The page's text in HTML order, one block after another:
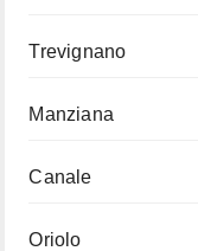
Trevignano
Manziana
Canale
Oriolo